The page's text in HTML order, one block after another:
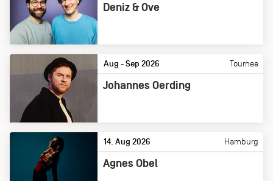
Deniz & Ove
Tournee
Aug - Sep 2026
Johannes Oerding
Hamburg
14. Aug 2026
Agnes Obel